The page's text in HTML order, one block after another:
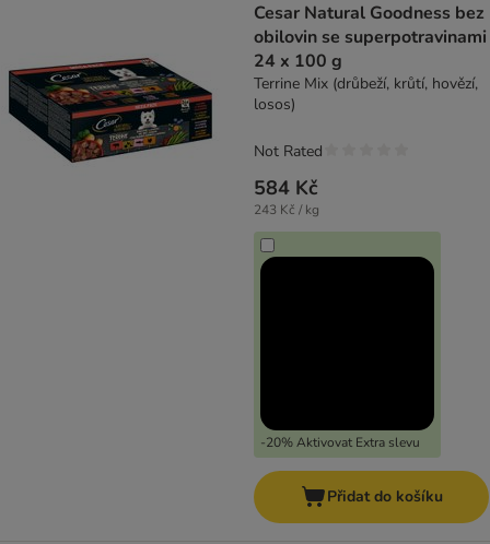
Cesar Natural Goodness bez
obilovin se superpotravinami
24 x 100 g
Terrine Mix (drůbeží, krůtí, hovězí,
losos)
584 Kč
243 Kč / kg
-20% Aktivovat Extra slevu
Not Rated
Přidat do košíku